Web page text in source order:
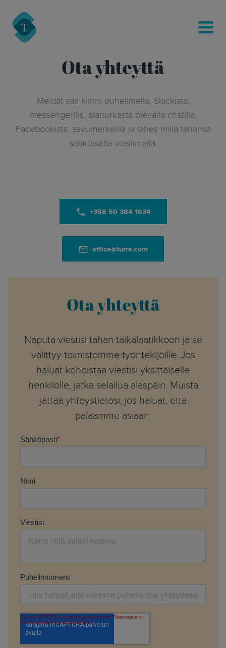
Turre Legal
MENU
Ota yhteyttä
Meidät saa kiinni puhelimella, Slackista,
messengerilla, alanurkasta olevalla chatilla,
Facebookista, savumerkeillä ja lähes millä tahansa
sähköisellä viestimellä.
+358 50 384 1634
office@turre.com
Ota yhteyttä
Naputa viestisi tähän taikalaatikkoon ja se
välittyy toimistomme työntekijöille. Jos
haluat kohdistaa viestisi yksittäiselle
henkilölle, jatka selailua alaspäin. Muista
jättää yhteystietosi, jos haluat, että
palaamme asiaan.